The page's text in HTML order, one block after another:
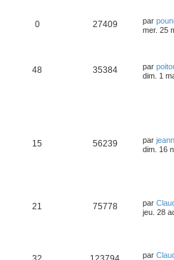
0 27409 par
mer. 25
48 35384 par
dim. 1
15 56239 par
dim. 16
21 75778 par
jeu. 28
par